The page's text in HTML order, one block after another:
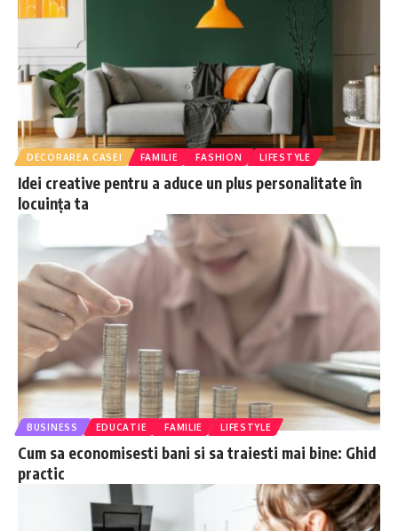
DECORAREA CASEI FAMILIE FASHION LIFESTYLE
Idei creative pentru a aduce un plus personalitate în
locuința ta
BUSINESS EDUCATIE FAMILIE LIFESTYLE
Cum sa economisesti bani si sa traiesti mai bine: Ghid
practic